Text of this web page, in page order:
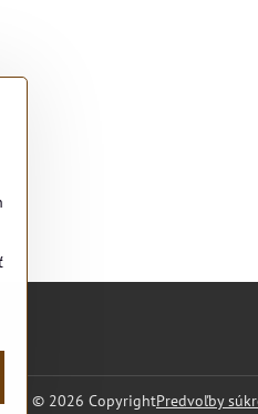
© 2026 CopyrightPredvoľby